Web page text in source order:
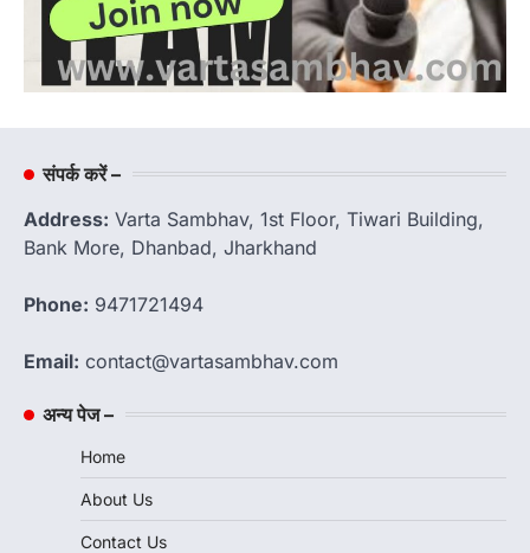
संपर्क करें –
Address: Varta Sambhav, 1st Floor, Tiwari Building,
Bank More, Dhanbad, Jharkhand
Phone: 9471721494
Email: contact@vartasambhav.com
अन्य पेज –
Home
About Us
Contact Us